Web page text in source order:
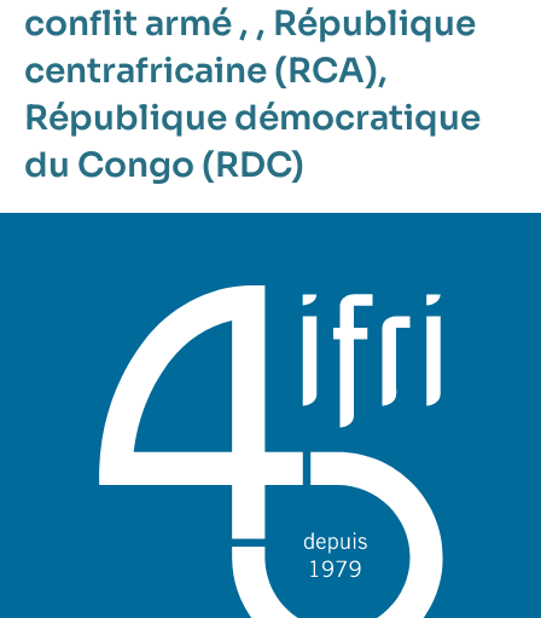
conflit armé , , République
centrafricaine (RCA),
République démocratique
du Congo (RDC)